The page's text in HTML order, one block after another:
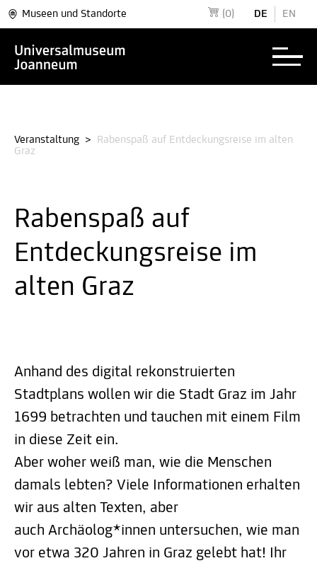
Museen und Standorte (0) DE EN
Veranstaltung >
Rabenspaß auf Entdeckungsreise im alten
Graz
Rabenspaß auf
Entdeckungsreise im
alten Graz
Anhand des digital rekonstruierten
Stadtplans wollen wir die Stadt Graz im Jahr
1699 betrachten und tauchen mit einem Film
in diese Zeit ein.
Aber woher weiß man, wie die Menschen
damals lebten? Viele Informationen erhalten
wir aus alten Texten, aber
auch Archäolog*innen untersuchen, wie man
vor etwa 320 Jahren in Graz gelebt hat! Ihr